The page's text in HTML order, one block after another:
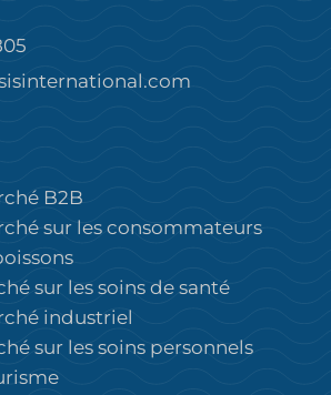
B2B
sur les consommateurs
sur les soins de santé
industriel
sur les soins personnels